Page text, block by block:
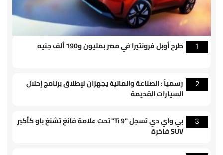
1 طرح أوبل فرونتيرا في مصر بمليون و190 ألف جنيه
2
رسمياً : الصناعة والمالية يجهزان لإطلاق برنامج إحلال
السيارات القديمة
3
بي واي دي تسجل "Ti 9" تحت علامة فانغ تشنغ باو كأكبر
SUV فاخرة